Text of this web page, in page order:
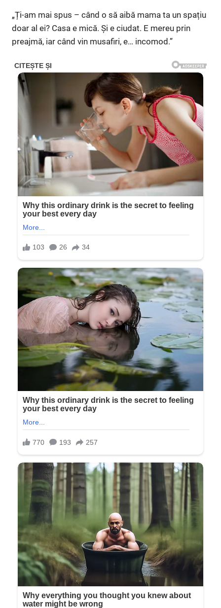
„Ți-am mai spus – când o să aibă mama ta un spațiu
doar al ei? Casa e mică. Și e ciudat. E mereu prin
preajmă, iar când vin musafiri, e… incomod.”